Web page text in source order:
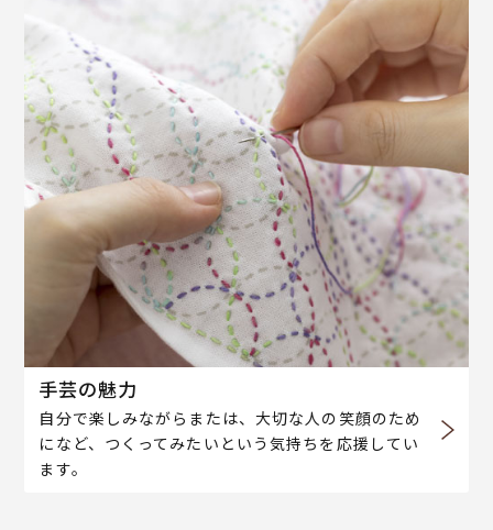
手芸の魅力
自分で楽しみながらまたは、大切な人の笑顔のため
になど、つくってみたいという気持ちを応援してい
ます。